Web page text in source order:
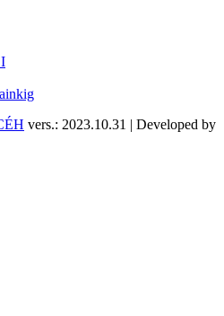
vers.: 2023.10.31 | Developed by